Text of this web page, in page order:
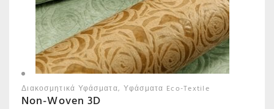
Διακοσμητικά Υφάσματα Υφάσματα Eco-Textile
Non-Woven 3D